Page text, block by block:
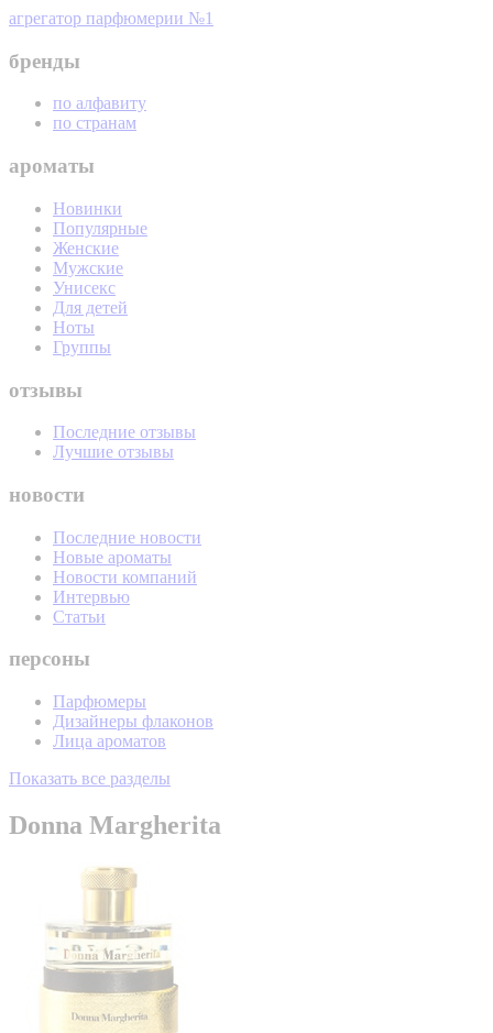
агрегатор парфюмерии №1
бренды
по алфавиту
по странам
ароматы
Новинки
Популярные
Женские
Мужские
Унисекс
Для детей
Ноты
Группы
отзывы
Последние отзывы
Лучшие отзывы
новости
Последние новости
Новые ароматы
Новости компаний
Интервью
Статьи
персоны
Парфюмеры
Дизайнеры флаконов
Лица ароматов
Показать все разделы
Donna Margherita